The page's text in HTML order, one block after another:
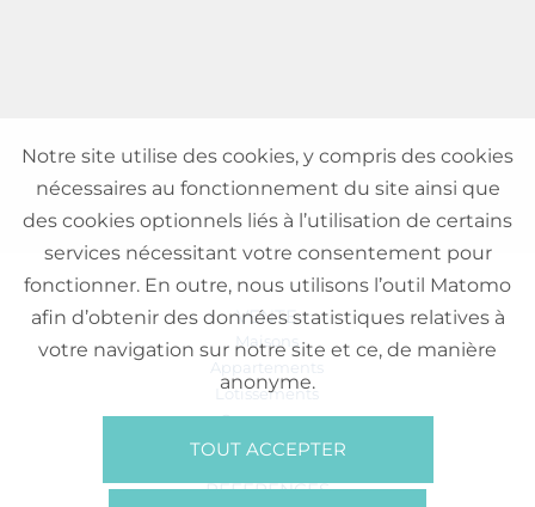
VENTE
Maisons
Appartements
Lotissements
Commerces
Bureaux
RÉFÉRENCES
Notre site utilise des cookies, y compris des cookies
nécessaires au fonctionnement du site ainsi que
des cookies optionnels liés à l’utilisation de certains
services nécessitant votre consentement pour
fonctionner. En outre, nous utilisons l’outil Matomo
afin d’obtenir des données statistiques relatives à
votre navigation sur notre site et ce, de manière
anonyme.
TOUT ACCEPTER